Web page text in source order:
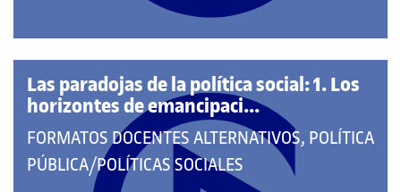
Las paradojas de la política social: 1. Los
horizontes de emancipaci...
QUE
PERTENECE
FORMATOS DOCENTES ALTERNATIVOS, POLÍTICA
PÚBLICA/POLÍTICAS SOCIALES